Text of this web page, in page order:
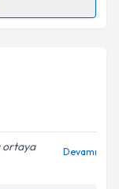
talebi
için bir
ortaya
Devamı